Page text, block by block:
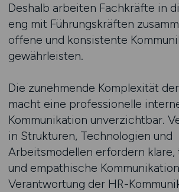
Deshalb arbeiten Fachkräfte in
eng mit Führungskräften
offene und konsistente
gewährleisten.
Die zunehmende Komplexität
macht eine professionelle
Kommunikation unverzichtbar.
in Strukturen, Technologien und
Arbeitsmodellen erfordern klare,
und empathische
Verantwortung der HR-